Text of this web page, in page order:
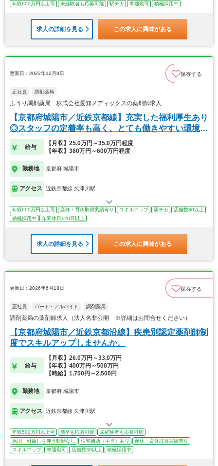
年収600万円以上可 未経験者も応募可能 駅チカ 車通勤可 積極採用中
求人の詳細を見る この求人に興味がある
更新日：2023年12月8日 保存する
正社員 調剤薬局
ふうり調剤薬局 株式会社愛知メディックスの薬剤師求人
【京都府城陽市／近鉄京都線】充実した福利厚生あり
◎スタッフの定着率も高く、とても働きやすい環境で
す。
給与
【月収】25.0万円～35.0万円程度
【年収】380万円～600万円程度
勤務地 京都府 城陽市
アクセス 近鉄京都線 久津川駅
年収600万円以上可 産休・育休取得実績有り スキルアップ 駅チカ
店舗数30以上
積極採用中
年間休日120日以上
求人の詳細を見る この求人に興味がある
更新日：2026年6月18日 保存する
正社員 パート・アルバイト 調剤薬局
調剤薬局の薬剤師求人（法人名非公開 ※詳細はお問合せください）
【京都府城陽市／近鉄京都沿線】疾患別認定薬剤師制
度でスキルアップしませんか。
給与
【月収】26.0万円～33.0万円
【年収】400万円～500万円
【時給】1,700円～2,500円
勤務地 京都府 城陽市
アクセス 近鉄京都線 久津川駅
年収500万円以上可 新卒も応募可能
未経験者も応募可能
原則、引越しを伴う転勤なし
住宅補助（手当）あり
産休・育休取得実績有り
スキルアップ
車通勤可 店舗数30以上 積極採用中